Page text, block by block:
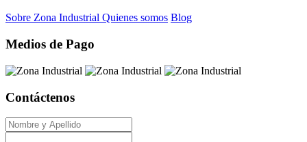
Sobre Zona Industrial Quienes somos Blog
Medios de Pago
Contáctenos